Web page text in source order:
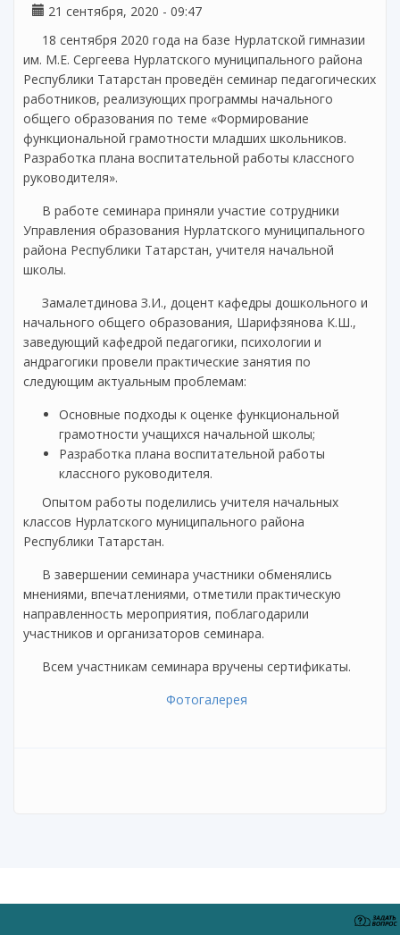
21 сентября, 2020 - 09:47
18 сентября 2020 года на базе Нурлатской гимназии
им. М.Е. Сергеева Нурлатского муниципального района
Республики Татарстан проведён семинар педагогических
работников, реализующих программы начального
общего образования по теме «Формирование
функциональной грамотности младших школьников.
Разработка плана воспитательной работы классного
руководителя».
В работе семинара приняли участие сотрудники
Управления образования Нурлатского муниципального
района Республики Татарстан, учителя начальной
школы.
Замалетдинова З.И., доцент кафедры дошкольного и
начального общего образования, Шарифзянова К.Ш.,
заведующий кафедрой педагогики, психологии и
андрагогики провели практические занятия по
следующим актуальным проблемам:
Основные подходы к оценке функциональной
грамотности учащихся начальной школы;
Разработка плана воспитательной работы
классного руководителя.
Опытом работы поделились учителя начальных
классов Нурлатского муниципального района
Республики Татарстан.
В завершении семинара участники обменялись
мнениями, впечатлениями, отметили практическую
направленность мероприятия, поблагодарили
участников и организаторов семинара.
Всем участникам семинара вручены сертификаты.
Фотогалерея